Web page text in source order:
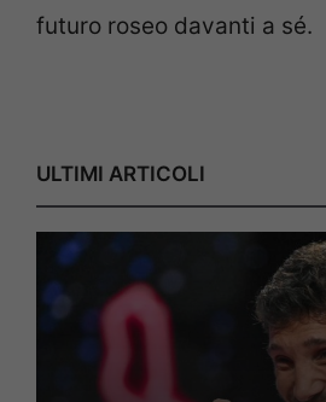
futuro roseo davanti a sé.
ULTIMI ARTICOLI